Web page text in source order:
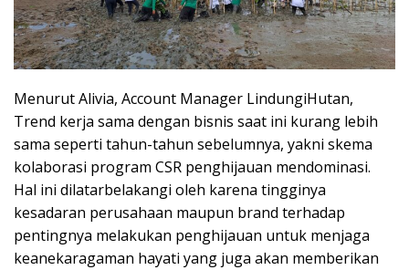
Menurut Alivia, Account Manager LindungiHutan,
Trend kerja sama dengan bisnis saat ini kurang lebih
sama seperti tahun-tahun sebelumnya, yakni skema
kolaborasi program CSR penghijauan mendominasi.
Hal ini dilatarbelakangi oleh karena tingginya
kesadaran perusahaan maupun brand terhadap
pentingnya melakukan penghijauan untuk menjaga
keanekaragaman hayati yang juga akan memberikan